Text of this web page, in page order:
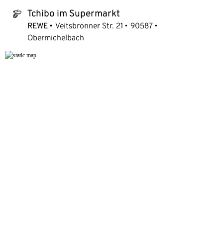
tchibo_logo Tchibo im Supermarkt
REWE Veitsbronner Str. 21
90587
Obermichelbach